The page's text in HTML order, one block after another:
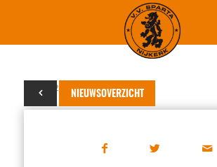
NIEUWSOVERZICHT
08 juli 2020